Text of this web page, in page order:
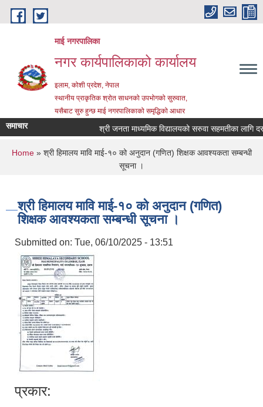
Skip to main content
माई नगरपालिका
नगर कार्यपालिकाको कार्यालय
इलाम, कोशी प्रदेश, नेपाल
स्थानीय प्राकृतिक श्रोत साधनको उपभोगको सुरुवात,
यसैबाट सुरु हुन्छ माई नगरपालिकाको समृद्धिको आधार
समाचार श्री जनता माध्यमिक विद्यालयको सरुवा सहमतीका लागि
You are here
Home» श्री हिमालय मावि माई-१० को अनुदान (गणित) शिक्षक आवश्यकता सम्बन्धी
सूचना ।
श्री हिमालय मावि माई-१० को अनुदान (गणित)
शिक्षक आवश्यकता सम्बन्धी सूचना ।
Submitted on: Tue, 06/10/2025 - 13:51
प्रकार: